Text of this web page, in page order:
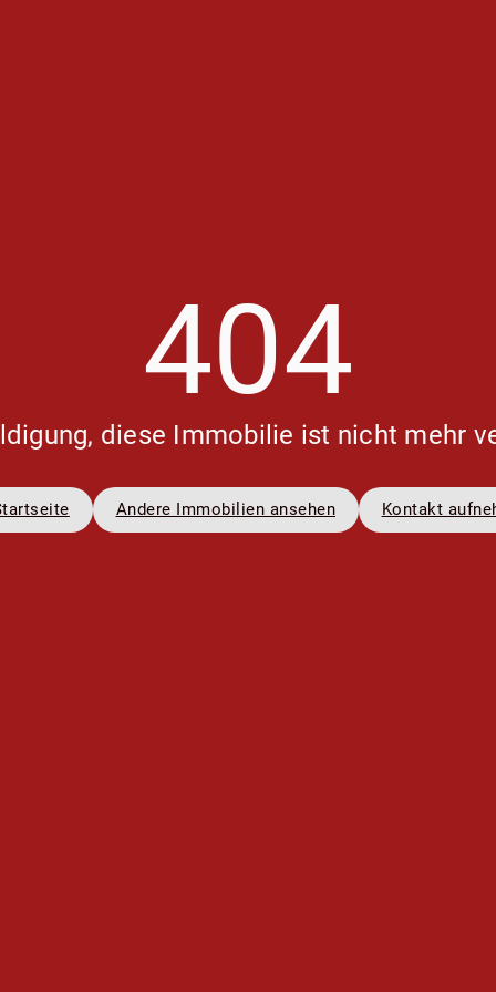
404
diese Immobilie ist nicht mehr
Andere Immobilien ansehen Kontakt